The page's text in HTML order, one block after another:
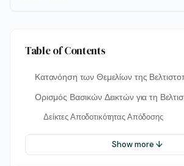
Table of Contents
Κατανόηση των Θεμελίων της
Ορισμός Βασικών Δεικτών για τη
Δείκτες Αποδοτικότητας Απόδοσης
Show more ↓